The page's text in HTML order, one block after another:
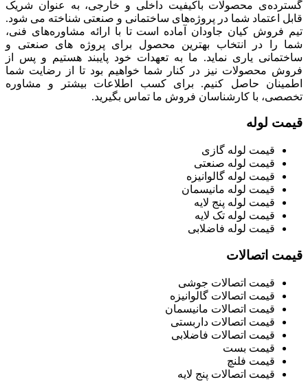
گسترده‌‌ی محصولات باکیفیت داخلی و خارجی، به عنوان شریک
قابل اعتماد شما در پروژه‌های ساختمانی و صنعتی شناخته می شود.
تیم فروش کیان جاودان آماده است تا با ارائه مشاوره‌های فنی،
شما را در انتخاب بهترین محصول برای پروژه های صنعتی و
ساختمانی یاری نماید. ما به تعهدات خود پایبند هستیم و پس از
فروش محصولات نیز در کنار شما خواهیم بود تا از رضایت شما
اطمینان حاصل کنیم. برای کسب اطلاعات بیشتر و مشاوره
تخصصی، با کارشناسان فروش ما تماس بگیرید.
قیمت لوله
قیمت لوله گازی
قیمت لوله صنعتی
قیمت لوله گالوانیزه
قیمت لوله مانیسمان
قیمت لوله پنج لایه
قیمت لوله تک لایه
قیمت لوله فاضلابی
قیمت اتصالات
قیمت اتصالات جوشی
قیمت اتصالات گالوانیزه
قیمت اتصالات مانیسمان
قیمت اتصالات داربستی
قیمت اتصالات فاضلابی
قیمت بست
قیمت فلنچ
قیمت اتصالات پنج لایه